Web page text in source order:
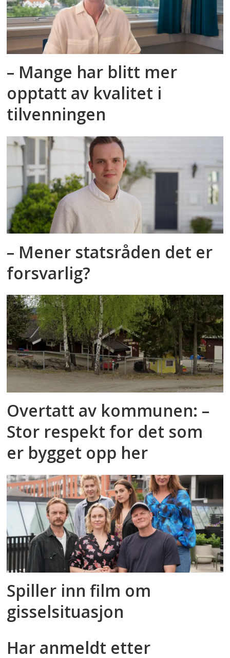
– Mange har blitt mer
opptatt av kvalitet i
tilvenningen
– Mener statsråden det er
forsvarlig?
Overtatt av kommunen: –
Stor respekt for det som
er bygget opp her
Spiller inn film om
gisselsituasjon
Har anmeldt etter